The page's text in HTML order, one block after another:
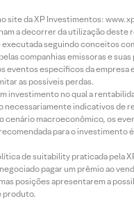
site da XP Investimentos:
a decorrer da utilização deste
executada seguindo conceitos
companhias emissoras e
específicos da empresa
as possíveis perdas.
investimento no qual a
indicativos de
cenário macroeconômico, os
para o investimento
de suitability praticada pela
pagar um prêmio ao
posições apresentarem a
produto.